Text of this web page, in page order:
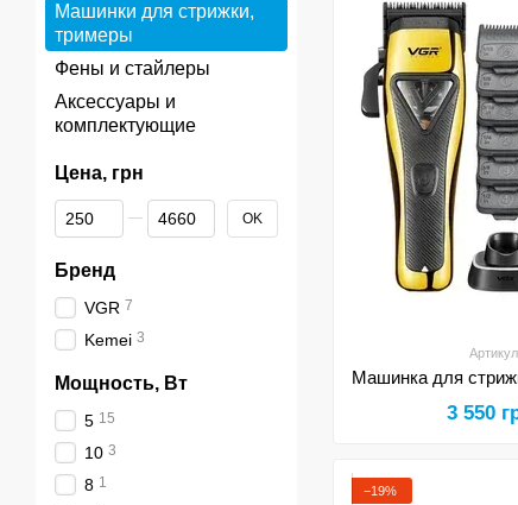
3 550
−19%
Машинки для стрижки,
тримеры
Фены и стайлеры
Аксессуары и
комплектующие
Цена, грн
От Цена, грн
До Цена, грн OK
Бренд
VGR 7
Kemei 3
Мощность, Вт
5 15
10 3
8 1